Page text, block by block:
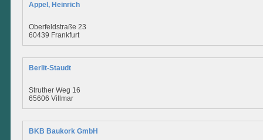
Appel, Heinrich
Oberfeldstraße 23
60439 Frankfurt
Berlit-Staudt
Struther Weg 16
65606 Villmar
BKB Baukork GmbH